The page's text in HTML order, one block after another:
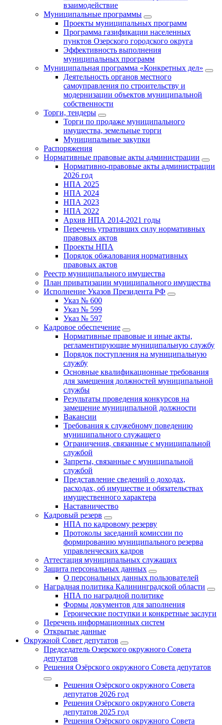
взаимодействие
Муниципальные программы
Проекты муниципальных программ
Программа газификации населенных
пунктов Озерского городского округа
Эффективность выполнения
муниципальных программ
Муниципальная программа «Конкретных дел»
Деятельность органов местного
самоуправления по строительству и
модернизации объектов муниципальной
собственности
Торги, тендеры
Торги по продаже муниципального
имущества, земельные торги
Муниципальные закупки
Распоряжения
Нормативные правовые акты администрации
Нормативно-правовые акты администрации
2026 год
НПА 2025
НПА 2024
НПА 2023
НПА 2022
Архив НПА 2014-2021 годы
Перечень утративших силу нормативных
правовых актов
Проекты НПА
Порядок обжалования нормативных
правовых актов
Реестр муниципального имущества
План приватизации муниципального имущества
Исполнение Указов Президента РФ
Указ № 600
Указ № 599
Указ № 597
Кадровое обеспечение
Нормативные правовые и иные акты,
регламентирующие муниципальную службу
Порядок поступления на муниципальную
службу
Основные квалификационные требования
для замещения должностей муниципальной
службы
Результаты проведения конкурсов на
замещение муниципальной должности
Вакансии
Требования к служебному поведению
муниципального служащего
Ограничения, связанные с муниципальной
службой
Запреты, связанные с муниципальной
службой
Представление сведений о доходах,
расходах, об имуществе и обязательствах
имущественного характера
Наставничество
Кадровый резерв
НПА по кадровому резерву
Протоколы заседаний комиссии по
формированию муниципального резерва
управленческих кадров
Аттестация муниципальных служащих
Защита персональных данных
О персональных данных пользователей
Наградная политика Калининградской области
НПА по наградной политике
Формы документов для заполнения
Героические поступки и конкретные заслуги
Перечень информационных систем
Открытые данные
Окружной Совет депутатов
Председатель Озерского окружного Совета
депутатов
Решения Озёрского окружного Совета депутатов
Решения Озёрского окружного Совета
депутатов 2026 год
Решения Озёрского окружного Совета
депутатов 2025 год
Решения Озёрского окружного Совета